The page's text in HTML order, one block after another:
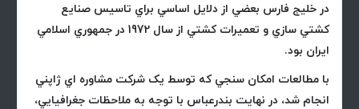
در خليج فارس بعضي از دلايل اساسي براي تاسيس صنايع
کشتي سازي و تعميرات کشتي از سال 1972 در جمهوري اسلامي
ايران بود.
با مطالعات امکان سنجي که توسط يک شرکت مشاوره اي ژاپني
انجام شد، در نهايت بندرعباس با توجه به ملاحظات جغرافيايي،